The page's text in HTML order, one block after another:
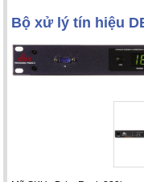
Bộ xử lý tín hiệu